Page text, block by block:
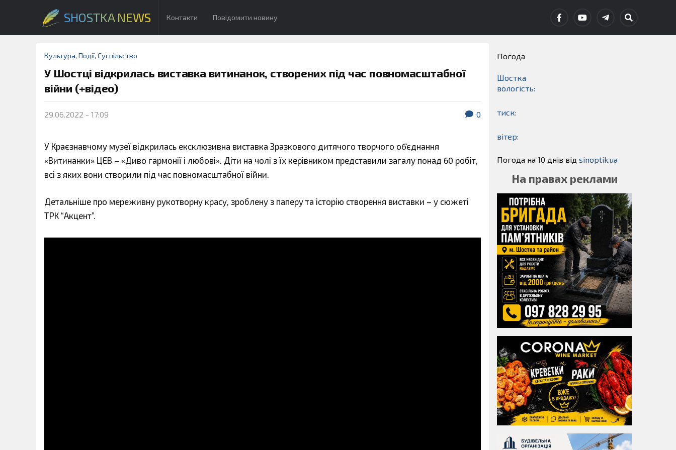
SHOSTKA NEWS Контакти Повідомити новину
Культура, Події, Суспільство
У Шостці відкрилась виставка витинанок, створених під час повномасштабної
війни (+відео)
29.06.2022 - 17:09 0
У Краєзнавчому музеї відкрилась ексклюзивна виставка Зразкового дитячого творчого об҆єднання
«Витинанки» ЦЕВ – «Диво гармонії і любові». Діти на чолі з їх керівником представили загалу понад 60 робіт,
всі з яких вони створили під час повномасштабної війни.
Детальніше про мереживну рукотворну красу, зроблену з паперу та історію створення виставки – у сюжеті
ТРК “Акцент”.
Погода
Шостка
вологість:
тиск:
вітер:
Погода на 10 днів від sinoptik.ua
На правах реклами